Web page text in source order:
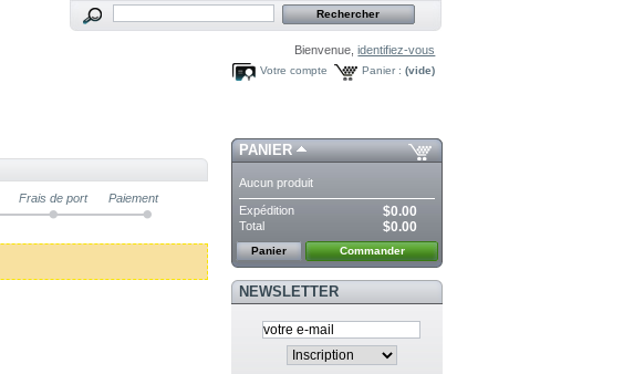
Bienvenue,identifiez-vous
Panier : (vide)
Votre compte
Frais de port Paiement
PANIER
Aucun produit
Expédition $0.00
Total $0.00
Panier Commander
NEWSLETTER